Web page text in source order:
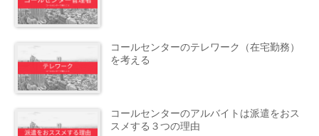
コールセンターのテレワーク（在宅勤務）
を考える
コールセンターのアルバイトは派遣をおス
スメする３つの理由